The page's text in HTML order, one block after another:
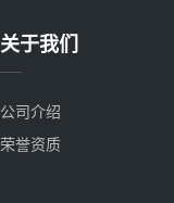
关于我们
公司介绍
荣誉资质